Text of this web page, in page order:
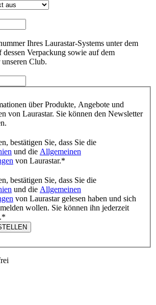
Ihres Laurastar-Systems unter dem
dessen Verpackung sowie auf dem
Club.
über Produkte, Angebote und
von Laurastar. Sie können den Newsletter
bestätigen Sie, dass Sie die
und die Allgemeinen
von Laurastar.*
bestätigen Sie, dass Sie die
und die Allgemeinen
von Laurastar gelesen haben und sich
wollen. Sie können ihn jederzeit
*